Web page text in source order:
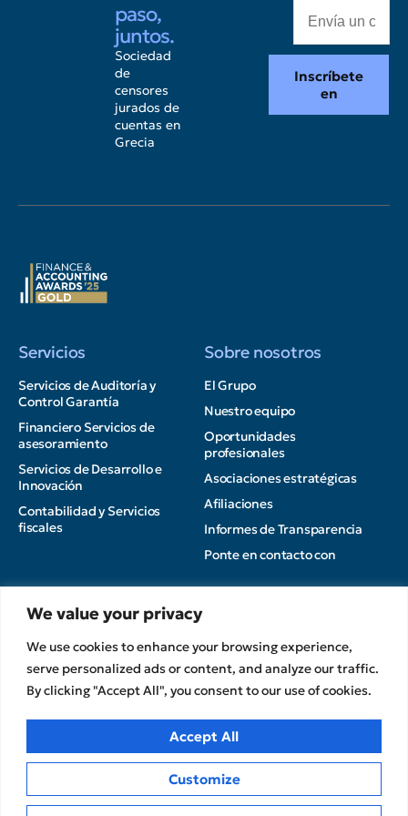
We value your privacy
We use cookies to enhance your browsing experience,
serve personalized ads or content, and analyze our traffic.
By clicking "Accept All", you consent to our use of cookies.
Customize
Accept All
paso,
juntos.
Sociedad
de
censores
jurados de
cuentas en
Grecia
Inscríbete
en
Servicios
Servicios de Auditoría y
Control Garantía
Financiero Servicios de
asesoramiento
Servicios de Desarrollo e
Innovación
Contabilidad y Servicios
fiscales
Sobre nosotros
El Grupo
Nuestro equipo
Oportunidades
profesionales
Asociaciones estratégicas
Afiliaciones
Informes de Transparencia
Ponte en contacto con
Condiciones de uso
Política de cookies
© 2026